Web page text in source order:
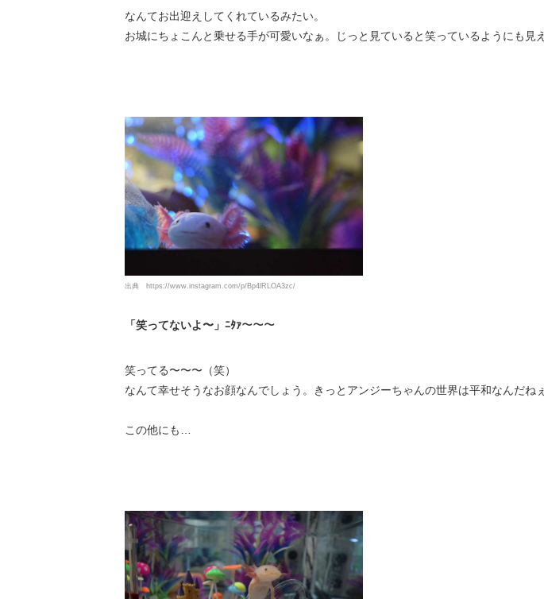
なんてお出迎えしてくれているみたい。
お城にちょこんと乗せる手が可愛いなぁ。じっと見ていると笑っているようにも見
出典 https://www.instagram.com/p/Bp4lRLOA3zc/
「笑ってないよ〜」ﾆﾀｧ〜〜〜
笑ってる〜〜〜（笑）
なんて幸せそうなお顔なんでしょう。きっとアンジーちゃんの世界は平和なんだねぇ
この他にも…